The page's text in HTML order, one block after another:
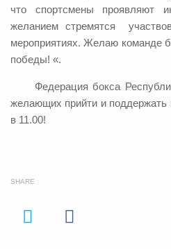
что спортсмены проявляют
желанием стремятся
мероприятиях. Желаю команде
победы! «.
Федерация бокса
желающих прийти и поддержать
в 11.00!
SHARE